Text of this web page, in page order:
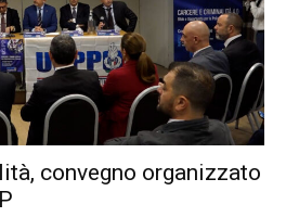
convegno organizzato